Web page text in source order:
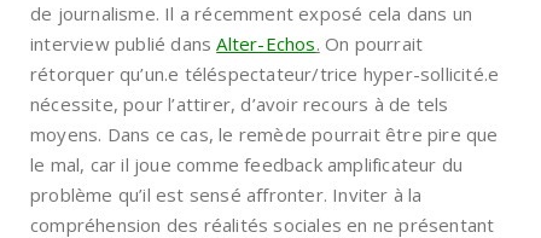
de journalisme. Il a récemment exposé cela dans un
interview publié dansAlter-Echos. On pourrait
rétorquer qu’un.e téléspectateur/trice hyper-sollicité.e
nécessite, pour l’attirer, d’avoir recours à de tels
moyens. Dans ce cas, le remède pourrait être pire que
le mal, car il joue comme feedback amplificateur du
problème qu’il est sensé affronter. Inviter à la
compréhension des réalités sociales en ne présentant